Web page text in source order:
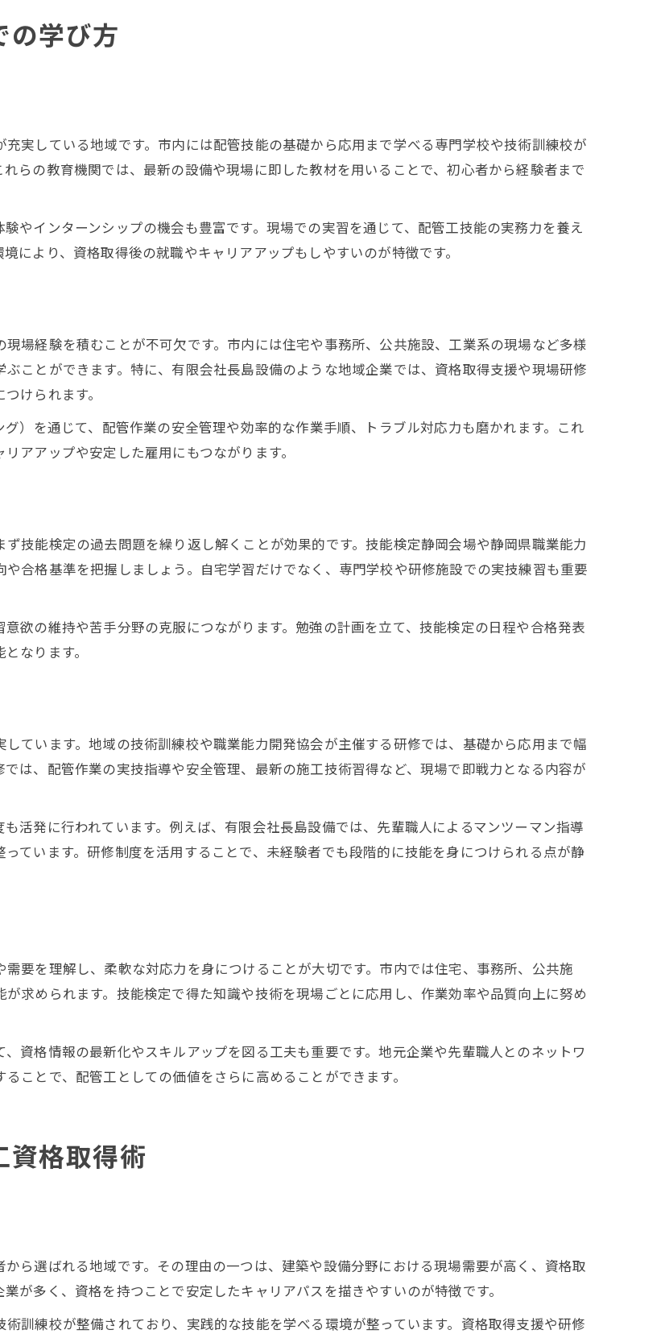
静岡市における配管工資格取得術
配管工資格取得で静岡市が選ばれる理由
配管工資格取得時に役立つ静岡市の情報
静岡市で配管工資格取得を目指す際の準備法
配管工技能試験の合格率を把握する重要性
配管工試験に合格するための勉強戦略
定静岡会場の利便性とポイント解説
配管工技能検定静岡会場のアクセス情報
静岡会場で配管工技能試験を受ける利点
配管工技能検定静岡会場利用時の注意点
配管工が国家資格取得で得られるメリット
配管工技能士資格取得が仕事に与える影響
静岡県静岡市で配管工技能検定日程を調べる方法
配管工技能検定日程把握で準備がスムーズに
配管工技能検定日程管理で合格率アップを狙う
の学び方
実している地域です。市内には配管技能の基礎から応用まで学べる専門学校や技術訓練校が
らの教育機関では、最新の設備や現場に即した教材を用いることで、初心者から経験者まで
やインターンシップの機会も豊富です。現場での実習を通じて、配管工技能の実務力を養え
により、資格取得後の就職やキャリアアップもしやすいのが特徴です。
場経験を積むことが不可欠です。市内には住宅や事務所、公共施設、工業系の現場など多様
ことができます。特に、有限会社長島設備のような地域企業では、資格取得支援や現場研修
けられます。
）を通じて、配管作業の安全管理や効率的な作業手順、トラブル対応力も磨かれます。これ
アアップや安定した雇用にもつながります。
技能検定の過去問題を繰り返し解くことが効果的です。技能検定静岡会場や静岡県職業能力
合格基準を把握しましょう。自宅学習だけでなく、専門学校や研修施設での実技練習も重要
欲の維持や苦手分野の克服につながります。勉強の計画を立て、技能検定の日程や合格発表
なります。
ています。地域の技術訓練校や職業能力開発協会が主催する研修では、基礎から応用まで幅
は、配管作業の実技指導や安全管理、最新の施工技術習得など、現場で即戦力となる内容が
活発に行われています。例えば、有限会社長島設備では、先輩職人によるマンツーマン指導
ています。研修制度を活用することで、未経験者でも段階的に技能を身につけられる点が静
要を理解し、柔軟な対応力を身につけることが大切です。市内では住宅、事務所、公共施
求められます。技能検定で得た知識や技術を現場ごとに応用し、作業効率や品質向上に努め
資格情報の最新化やスキルアップを図る工夫も重要です。地元企業や先輩職人とのネットワ
ことで、配管工としての価値をさらに高めることができます。
資格取得術
ら選ばれる地域です。その理由の一つは、建築や設備分野における現場需要が高く、資格取
が多く、資格を持つことで安定したキャリアパスを描きやすいのが特徴です。
訓練校が整備されており、実践的な技能を学べる環境が整っています。資格取得支援や研修